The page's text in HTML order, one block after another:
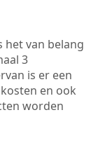
het van belang
3
is er een
en ook
worden